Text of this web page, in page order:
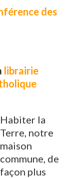
des
librairie
Habiter la
Terre, notre
maison
commune, de
façon plus